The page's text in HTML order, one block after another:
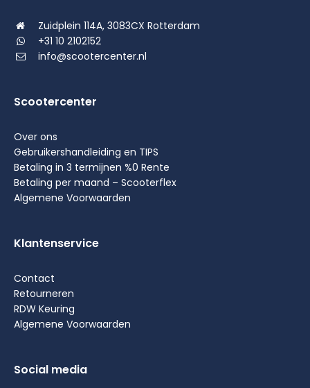
Zuidplein 114A, 3083CX Rotterdam
+31 10 2102152
info@scootercenter.nl
Scootercenter
Over ons
Gebruikershandleiding en TIPS
Betaling in 3 termijnen %0 Rente
Betaling per maand – Scooterflex
Algemene Voorwaarden
Klantenservice
Contact
Retourneren
RDW Keuring
Algemene Voorwaarden
Social media